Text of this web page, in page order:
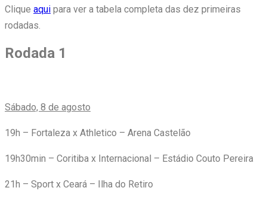
Clique aqui para ver a tabela completa das dez primeiras
rodadas.
Rodada 1
Sábado, 8 de agosto
19h – Fortaleza x Athletico – Arena Castelão
19h30min – Coritiba x Internacional – Estádio Couto Pereira
21h – Sport x Ceará – Ilha do Retiro